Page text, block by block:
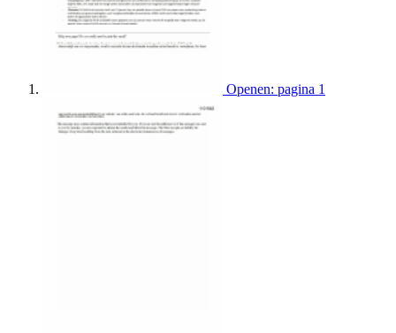
Openen: pagina 1